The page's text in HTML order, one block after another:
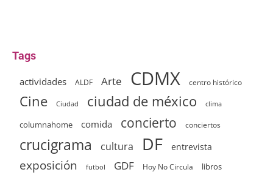
Tags
actividades ALDF Arte CDMX centro histórico
Cine Ciudad ciudad de méxico clima
columnahome comida concierto conciertos
crucigrama cultura DF entrevista
exposición futbol GDF Hoy No Circula libros